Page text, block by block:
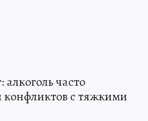
часто
конфликтов с тяжкими